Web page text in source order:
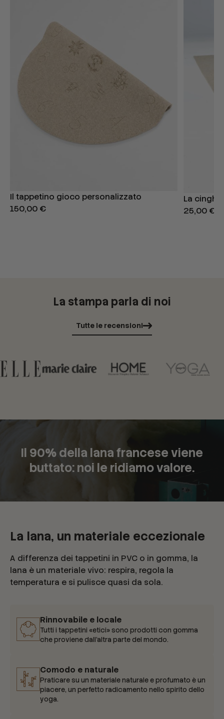
Il tappetino gioco personalizzato
150,00 €
La
25,00 €
La stampa parla di noi
Tutte le recensioni
Il 90% della lana francese viene
buttato: noi le ridiamo valore.
La lana, un materiale eccezionale
A differenza dei tappetini in PVC o in gomma, la
lana è un materiale vivo: respira, regola la
temperatura e si pulisce quasi da sola.
Rinnovabile e locale
Tutti i tappetini «etici» sono prodotti con gomma
che proviene dall'altra parte del mondo.
Comodo e naturale
Praticare su un materiale naturale e profumato è un
piacere, un perfetto radicamento nello spirito dello
yoga.